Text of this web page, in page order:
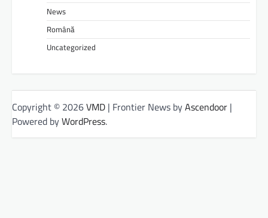
News
Română
Uncategorized
Copyright © 2026VMD | Frontier News byAscendoor |
Powered byWordPress.